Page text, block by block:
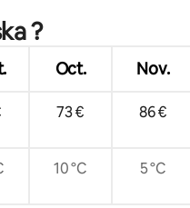
?
Oct. Nov.
73 € 86 €
10 °C 5 °C